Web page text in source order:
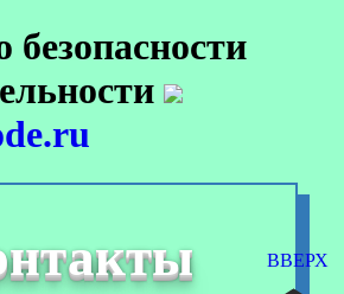
безопасности
ВВЕРХ